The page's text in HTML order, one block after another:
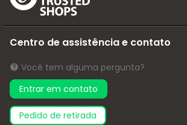
Centro de assistência e contato
Você tem alguma pergunta?
Entrar em contato
pedido de retirada